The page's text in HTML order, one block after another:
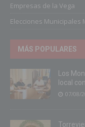
Empresas de la Vega
Elecciones Municipales
MÁS POPULARES
Los
local
07/08/